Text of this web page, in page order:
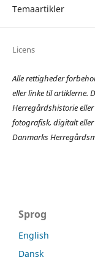
Temaartikler
Licens
Alle rettigheder
eller linke til artiklerne.
Herregårdshistorie
fotografisk, digitalt
Danmarks
Sprog
English
Dansk